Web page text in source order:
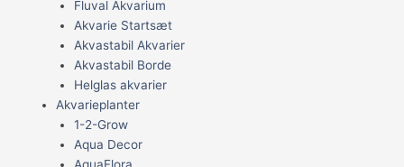
Fluval Akvarium
Akvarie Startsæt
Akvastabil Akvarier
Akvastabil Borde
Helglas akvarier
Akvarieplanter
1-2-Grow
Aqua Decor
AquaFlora